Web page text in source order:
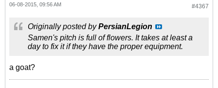
#4367
06-08-2015, 09:56 AM
Originally posted byPersianLegion
Samen's pitch is full of flowers. It takes at least a
day to fix it if they have the proper equipment.
a goat?